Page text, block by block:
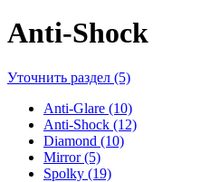
Anti-Shock
Уточнить раздел (5)
Anti-Glare (10)
Anti-Shock (12)
Diamond (10)
Mirror (5)
Spolky (19)